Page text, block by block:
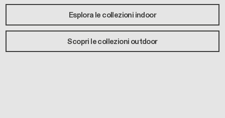
Esplora le collezioni indoor
Scopri le collezioni outdoor